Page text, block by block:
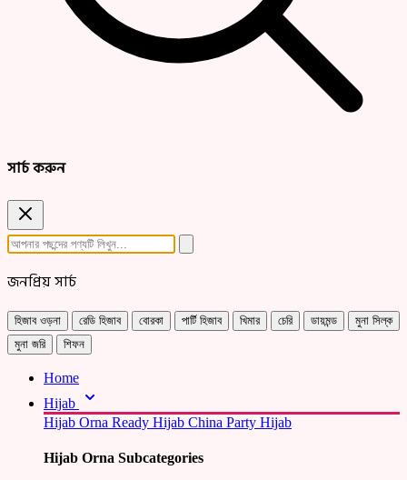
সার্চ করুন
জনপ্রিয় সার্চ
হিজাব ওড়না রেডি হিজাব বোরকা পার্টি হিজাব খিমার চেরি ডায়মন্ড
মুনা সিল্ক
মুনা জরি
শিফন
Home
Hijab
Hijab Orna Ready Hijab China Party Hijab
Hijab Orna Subcategories